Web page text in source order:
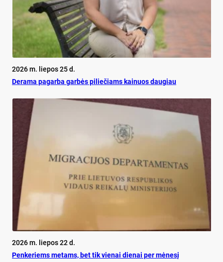
2026 m. liepos 25 d.
De­ra­ma pa­gar­ba gar­bės pi­lie­čiams kai­nuos dau­giau
2026 m. liepos 22 d.
Pen­ke­riems me­tams, bet tik vie­nai die­nai per mė­ne­sį